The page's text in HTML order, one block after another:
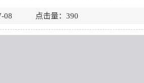
08 点击量： 390